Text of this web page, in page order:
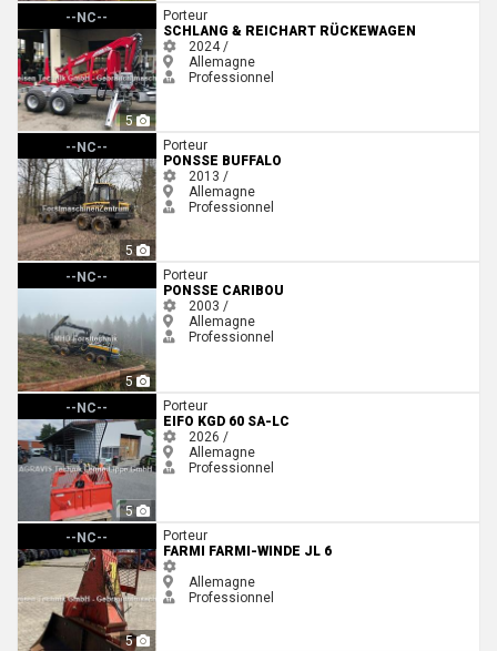
--NC--
5
Schlang & Reichart Rückewagen
Porteur
SCHLANG & REICHART RÜCKEWAGEN
2024 /
Allemagne
Professionnel
--NC--
5
Ponsse Buffalo
Porteur
PONSSE BUFFALO
2013 /
Allemagne
Professionnel
--NC--
5
Ponsse Caribou
Porteur
PONSSE CARIBOU
2003 /
Allemagne
Professionnel
--NC--
5
EiFo KGD 60 SA-LC
Porteur
EIFO KGD 60 SA-LC
2026 /
Allemagne
Professionnel
--NC--
5
Farmi Farmi-Winde JL 6
Porteur
FARMI FARMI-WINDE JL 6
Allemagne
Professionnel